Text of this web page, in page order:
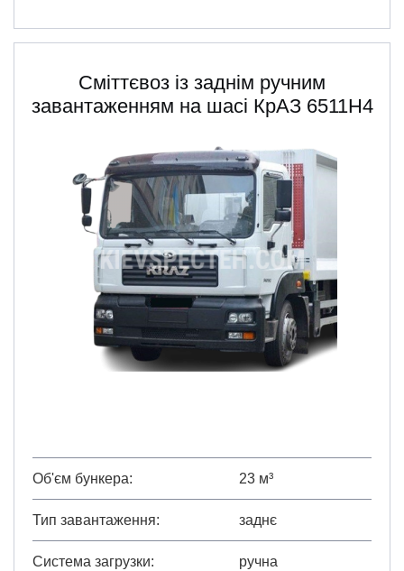
Сміттєвоз із заднім ручним
завантаженням на шасі КрАЗ 6511H4
Об'єм бункера 23 м³
Тип завантаження заднє
Система загрузки ручна